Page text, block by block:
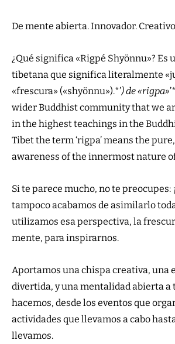
De mente abierta. Innovador.
¿Qué significa «Rigpé Shyönnu»? Es
tibetana que significa literalmente
«frescura» («shyönnu»).*’) de «rigpa»’*
wider Buddhist community that we
in the highest teachings in the
Tibet the term ‘rigpa’ means the
awareness of the innermost nature
Si te parece mucho, no te preocupes:
tampoco acabamos de asimilarlo
utilizamos esa perspectiva, la
mente, para inspirarnos.
Aportamos una chispa creativa, una
divertida, y una mentalidad abierta a
hacemos, desde los eventos que
actividades que llevamos a cabo
llevamos.